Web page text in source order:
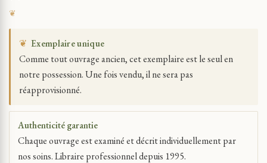
❦ Exemplaire unique
Comme tout ouvrage ancien, cet exemplaire est le seul en
notre possession. Une fois vendu, il ne sera pas
réapprovisionné.
Authenticité garantie
Chaque ouvrage est examiné et décrit individuellement par
nos soins. Libraire professionnel depuis 1995.